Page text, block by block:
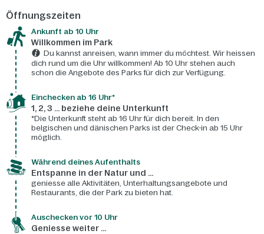
Öffnungszeiten
Ankunft ab 10 Uhr
Willkommen im Park
Du kannst anreisen, wann immer du möchtest. Wir heissen
dich rund um die Uhr willkommen! Ab 10 Uhr stehen auch
schon die Angebote des Parks für dich zur Verfügung.
Einchecken ab 16 Uhr*
1, 2, 3 ... beziehe deine Unterkunft
*Die Unterkunft steht ab 16 Uhr für dich bereit. In den
belgischen und dänischen Parks ist der Check-in ab 15 Uhr
möglich.
Während deines Aufenthalts
Entspanne in der Natur und ...
geniesse alle Aktivitäten, Unterhaltungsangebote und
Restaurants, die der Park zu bieten hat.
Auschecken vor 10 Uhr
Geniesse weiter ...